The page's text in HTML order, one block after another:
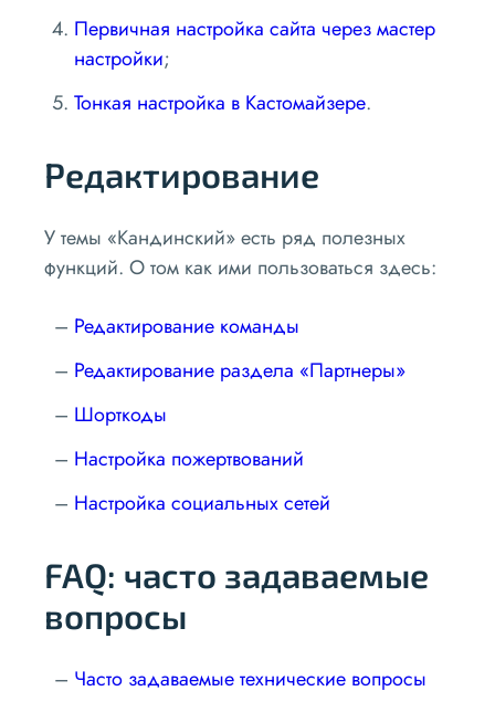
Первичная настройка сайта через мастер
настройки;
Тонкая настройка в Кастомайзере.
Редактирование
У темы «Кандинский» есть ряд полезных
функций. О том как ими пользоваться здесь:
Редактирование команды
Редактирование раздела «Партнеры»
Шорткоды
Настройка пожертвований
Настройка социальных сетей
FAQ: часто задаваемые
вопросы
Часто задаваемые технические вопросы